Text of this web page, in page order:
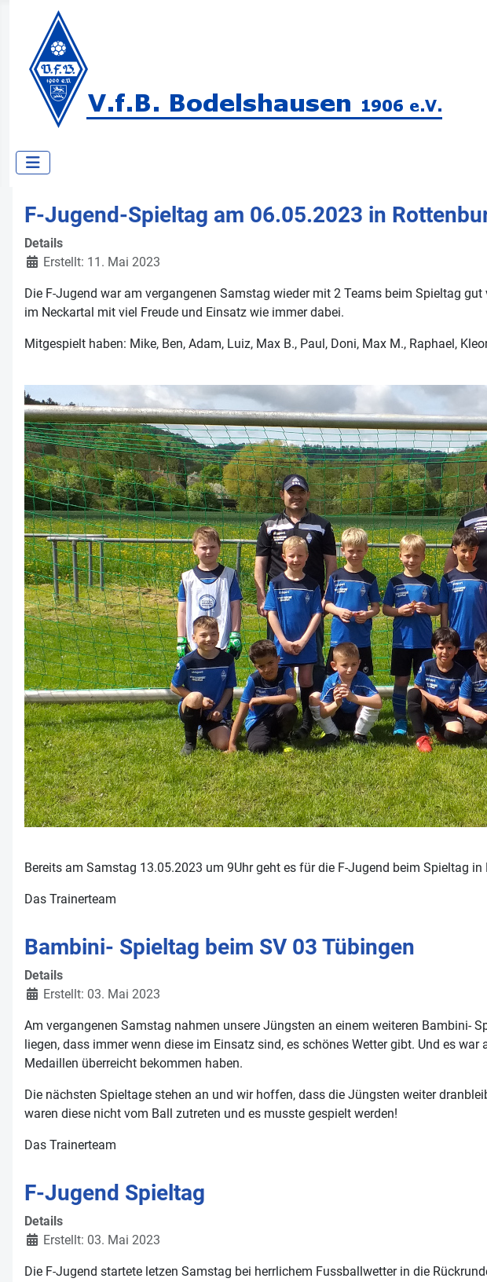
F-Jugend-Spieltag am 06.05.2023 in
Details
Erstellt: 11. Mai 2023
Die F-Jugend war am vergangenen Samstag wieder mit 2 Teams beim Spieltag
im Neckartal mit viel Freude und Einsatz wie immer dabei.
Mitgespielt haben: Mike, Ben, Adam, Luiz, Max B., Paul, Doni, Max M., Raphael,
Bereits am Samstag 13.05.2023 um 9Uhr geht es für die F-Jugend beim Spieltag in
Das Trainerteam
Bambini- Spieltag beim SV 03 Tübingen
Details
Erstellt: 03. Mai 2023
Am vergangenen Samstag nahmen unsere Jüngsten an einem weiteren Bambini-
liegen, dass immer wenn diese im Einsatz sind, es schönes Wetter gibt. Und es
Medaillen überreicht bekommen haben.
Die nächsten Spieltage stehen an und wir hoffen, dass die Jüngsten weiter
waren diese nicht vom Ball zutreten und es musste gespielt werden!
Das Trainerteam
F-Jugend Spieltag
Details
Erstellt: 03. Mai 2023
Die F-Jugend startete letzen Samstag bei herrlichem Fussballwetter in die